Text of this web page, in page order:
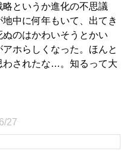
というか進化の不思議
中に何年もいて、出てき
のはかわいそうとかい
ホらしくなった。ほんと
わされたな…。知るって大
27